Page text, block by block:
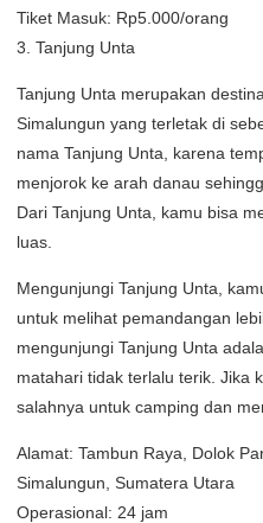
Tiket Masuk: Rp5.000/orang
3. Tanjung Unta
Tanjung Unta merupakan
Simalungun yang terletak di
nama Tanjung Unta, karena
menjorok ke arah danau
Dari Tanjung Unta, kamu bisa
luas.
Mengunjungi Tanjung Unta,
untuk melihat pemandangan
mengunjungi Tanjung Unta
matahari tidak terlalu terik. Jika
salahnya untuk camping dan
Alamat: Tambun Raya, Dolok
Simalungun, Sumatera Utara
Operasional: 24 jam